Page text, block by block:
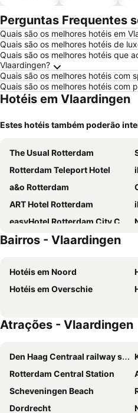
Perguntas Frequentes
Quais são os melhores hotéis em
Quais são os melhores hotéis de
Quais são os melhores hotéis que
Vlaardingen?
Quais são os melhores hotéis com
Quais são os melhores hotéis com
Hotéis em Vlaardingen
Estes hotéis também poderão
The Usual Rotterdam
Rotterdam Teleport Hotel
a&o Rotterdam
ART Hotel Rotterdam
easyHotel Rotterdam City Centre
H3 Hotel Rotterdam City Center
The James Hotel Rotterdam
Holiday Inn Express Rotterdam - Central Station By Ihg
ibis Den Haag City Centre
Staybridge Suites The Hague - Parliament By Ihg
DoubleTree by Hilton Rotterdam Centre
Thuis bij Schell
Novotel Rotterdam-Schiedam
Bairros - Vlaardingen
Hotéis em Noord
Hotéis em Overschie
Atrações - Vlaardingen
Den Haag Centraal railway station
Rotterdam Central Station
Scheveningen Beach
Dordrecht